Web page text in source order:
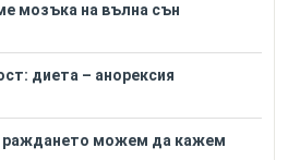
мозъка на вълна сън
диета – анорексия
раждането можем да кажем